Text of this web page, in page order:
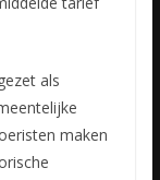
als
maken